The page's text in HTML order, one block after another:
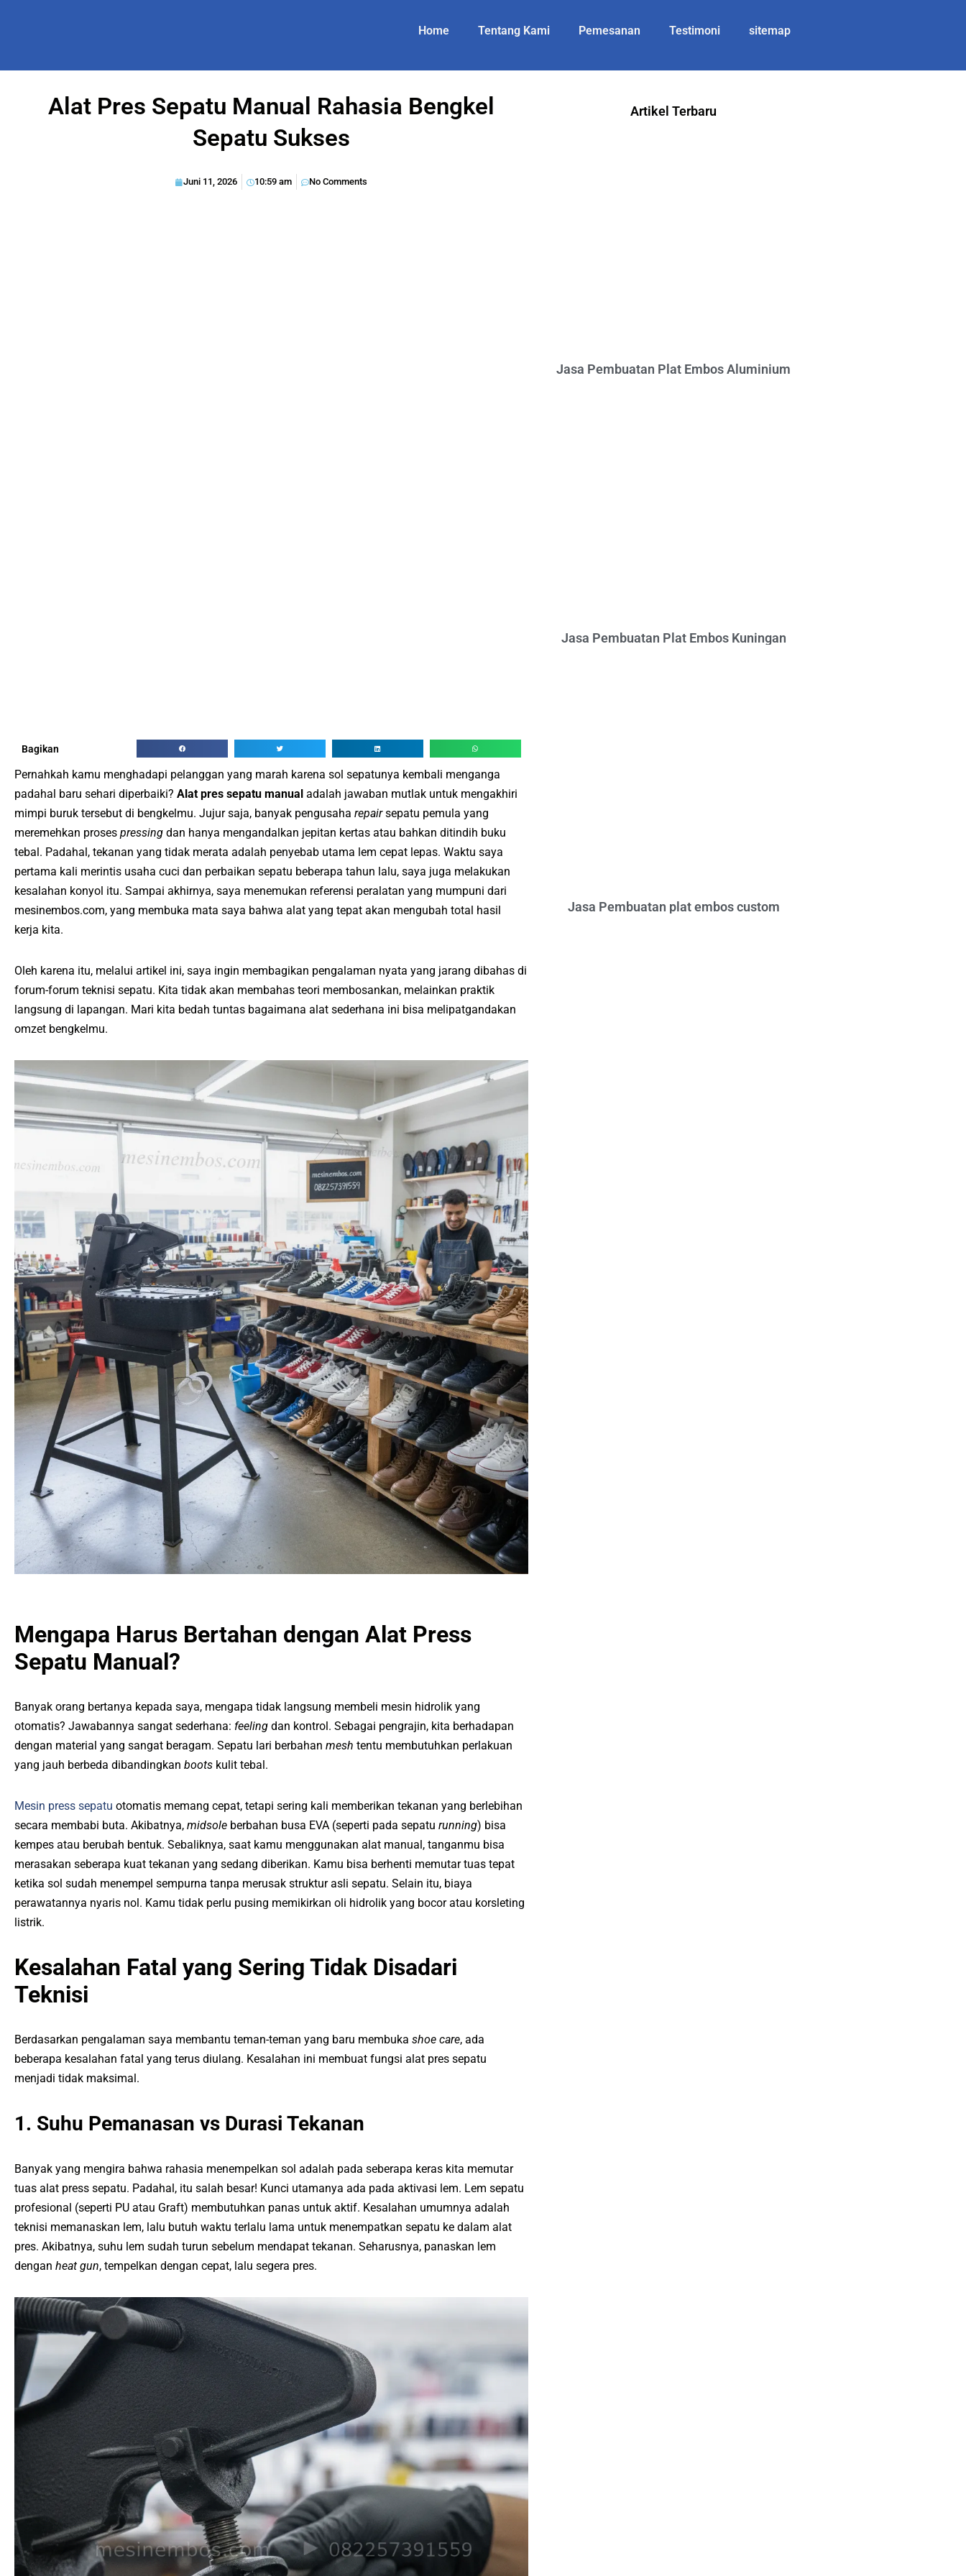
Home Tentang Kami Pemesanan Testimoni sitemap
Alat Pres Sepatu Manual Rahasia Bengkel
Sepatu Sukses
Juni 11, 2026 10:59 am No Comments
Bagikan
Pernahkah kamu menghadapi pelanggan yang marah karena sol sepatunya kembali menganga
padahal baru sehari diperbaiki? Alat pres sepatu manual adalah jawaban mutlak untuk mengakhiri
mimpi buruk tersebut di bengkelmu. Jujur saja, banyak pengusaha repairsepatu pemula yang
meremehkan proses pressing dan hanya mengandalkan jepitan kertas atau bahkan ditindih buku
tebal. Padahal, tekanan yang tidak merata adalah penyebab utama lem cepat lepas. Waktu saya
pertama kali merintis usaha cuci dan perbaikan sepatu beberapa tahun lalu, saya juga melakukan
kesalahan konyol itu. Sampai akhirnya, saya menemukan referensi peralatan yang mumpuni dari
mesinembos.com, yang membuka mata saya bahwa alat yang tepat akan mengubah total hasil
kerja kita.
Oleh karena itu, melalui artikel ini, saya ingin membagikan pengalaman nyata yang jarang dibahas di
forum-forum teknisi sepatu. Kita tidak akan membahas teori membosankan, melainkan praktik
langsung di lapangan. Mari kita bedah tuntas bagaimana alat sederhana ini bisa melipatgandakan
omzet bengkelmu.
Mengapa Harus Bertahan dengan Alat Press
Sepatu Manual?
Banyak orang bertanya kepada saya, mengapa tidak langsung membeli mesin hidrolik yang
otomatis? Jawabannya sangat sederhana: feeling dan kontrol. Sebagai pengrajin, kita berhadapan
dengan material yang sangat beragam. Sepatu lari berbahan mesh tentu membutuhkan perlakuan
yang jauh berbeda dibandingkan boots kulit tebal.
Mesin press sepatu otomatis memang cepat, tetapi sering kali memberikan tekanan yang berlebihan
secara membabi buta. Akibatnya, midsole berbahan busa EVA (seperti pada sepatu running) bisa
kempes atau berubah bentuk. Sebaliknya, saat kamu menggunakan alat manual, tanganmu bisa
merasakan seberapa kuat tekanan yang sedang diberikan. Kamu bisa berhenti memutar tuas tepat
ketika sol sudah menempel sempurna tanpa merusak struktur asli sepatu. Selain itu, biaya
perawatannya nyaris nol. Kamu tidak perlu pusing memikirkan oli hidrolik yang bocor atau korsleting
listrik.
Kesalahan Fatal yang Sering Tidak Disadari
Teknisi
Berdasarkan pengalaman saya membantu teman-teman yang baru membuka shoe care, ada
beberapa kesalahan fatal yang terus diulang. Kesalahan ini membuat fungsi alat pres sepatu
menjadi tidak maksimal.
1. Suhu Pemanasan vs Durasi Tekanan
Banyak yang mengira bahwa rahasia menempelkan sol adalah pada seberapa keras kita memutar
tuas alat press sepatu. Padahal, itu salah besar! Kunci utamanya ada pada aktivasi lem. Lem sepatu
profesional (seperti PU atau Graft) membutuhkan panas untuk aktif. Kesalahan umumnya adalah
teknisi memanaskan lem, lalu butuh waktu terlalu lama untuk menempatkan sepatu ke dalam alat
pres. Akibatnya, suhu lem sudah turun sebelum mendapat tekanan. Seharusnya, panaskan lem
dengan heat gun, tempelkan dengan cepat, lalu segera pres.
Artikel Terbaru
Jasa Pembuatan Plat Embos Aluminium
Jasa Pembuatan Plat Embos Kuningan
Jasa Pembuatan plat embos custom